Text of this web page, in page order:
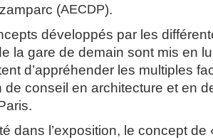
(AECDP).
développés par les
la gare de demain sont mis en
d’appréhender les multiples
de conseil en architecture et en
dans l’exposition, le concept